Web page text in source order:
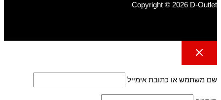
Copyright © 2026 D-Outlet
שם משתמש או כתובת אימייל